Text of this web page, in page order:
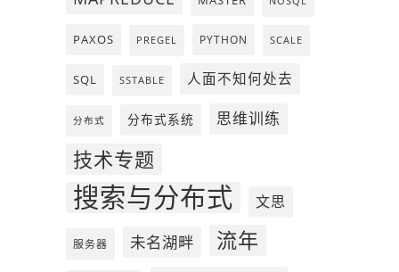
PAXOS PREGEL PYTHON SCALE
SQL SSTABLE 人面不知何处去
分布式 分布式系统 思维训练
技术专题
搜索与分布式 文思
服务器 未名湖畔 流年